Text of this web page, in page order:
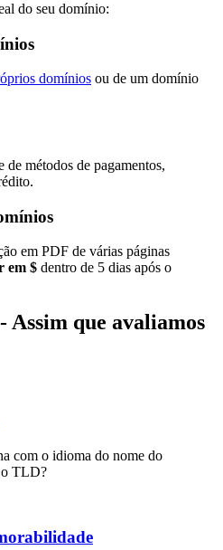
do seu domínio:
domínios ou de um domínio
métodos de pagamentos,
em PDF de várias páginas
em $ dentro de 5 dias após o
Assim que avaliamos
com o idioma do nome do
o TLD?